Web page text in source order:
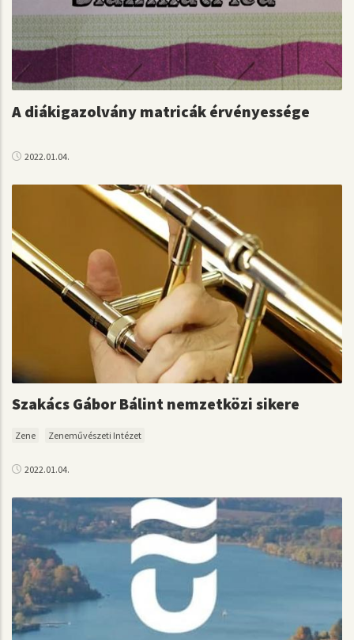
A diákigazolvány matricák érvényessége
2022.01.04.
Szakács Gábor Bálint nemzetközi sikere
Zene Zeneművészeti Intézet
2022.01.04.